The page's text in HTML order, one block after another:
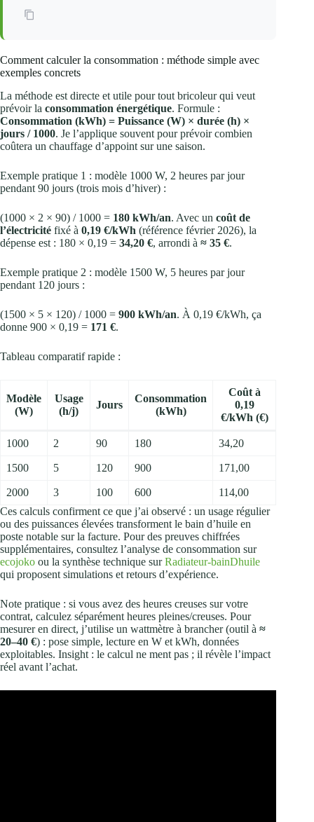
Comment calculer la consommation : méthode simple avec
exemples concrets
La méthode est directe et utile pour tout bricoleur qui veut
prévoir la consommation énergétique. Formule :
Consommation (kWh) = Puissance (W) × durée (h) ×
jours / 1000. Je l’applique souvent pour prévoir combien
coûtera un chauffage d’appoint sur une saison.
Exemple pratique 1 : modèle 1000 W, 2 heures par jour
pendant 90 jours (trois mois d’hiver) :
(1000 × 2 × 90) / 1000 = 180 kWh/an. Avec un coût de
l’électricité fixé à 0,19 €/kWh (référence février 2026), la
dépense est : 180 × 0,19 = 34,20 €, arrondi à ≈ 35 €.
Exemple pratique 2 : modèle 1500 W, 5 heures par jour
pendant 120 jours :
(1500 × 5 × 120) / 1000 = 900 kWh/an. À 0,19 €/kWh, ça
donne 900 × 0,19 = 171 €.
Tableau comparatif rapide :
Modèle
(W)
Usage
(h/j)
Jours
Consommation
(kWh)
Coût à
0,19
€/kWh (€)
1000 2 90 180 34,20
1500 5 120 900 171,00
2000 3 100 600
114,00
Ces calculs confirment ce que j’ai observé : un usage régulier
ou des puissances élevées transforment le bain d’huile en
poste notable sur la facture. Pour des preuves chiffrées
supplémentaires, consultez l’analyse de consommation sur
ecojoko ou la synthèse technique surRadiateur-bainDhuile
qui proposent simulations et retours d’expérience.
Note pratique : si vous avez des heures creuses sur votre
contrat, calculez séparément heures pleines/creuses. Pour
mesurer en direct, j’utilise un wattmètre à brancher (outil à ≈
20–40 €) : pose simple, lecture en W et kWh, données
exploitables. Insight : le calcul ne ment pas ; il révèle l’impact
réel avant l’achat.